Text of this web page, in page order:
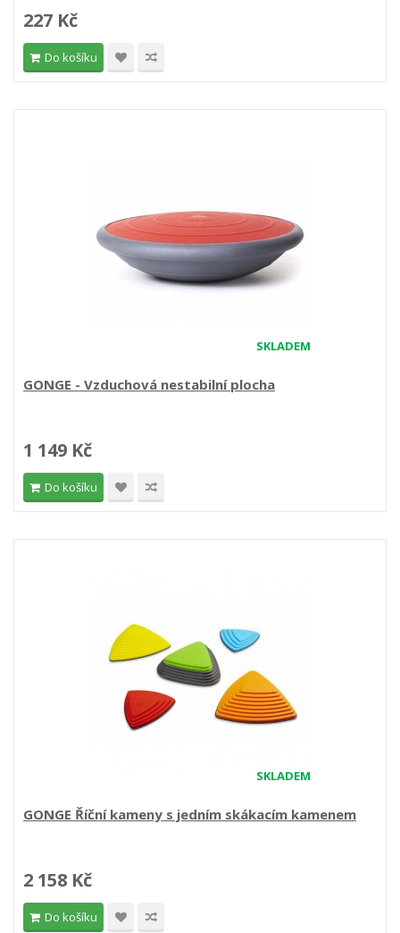
227 Kč
Do košíku
SKLADEM
GONGE - Vzduchová nestabilní plocha
1 149 Kč
Do košíku
SKLADEM
GONGE Říční kameny s jedním skákacím kamenem
2 158 Kč
Do košíku